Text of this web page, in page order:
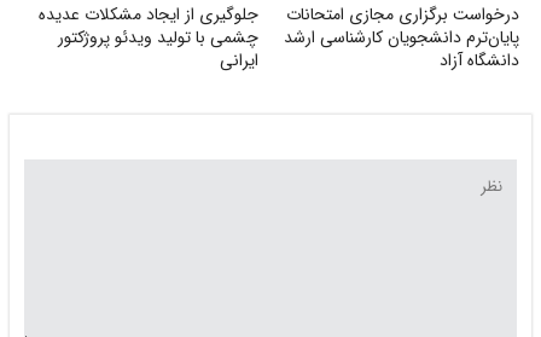
درخواست برگزاری مجازی امتحانات
پایان‌ترم دانشجویان کارشناسی ارشد
دانشگاه آزاد
جلوگیری از ایجاد مشکلات عدیده
چشمی با تولید ویدئو پروژکتور
ایرانی